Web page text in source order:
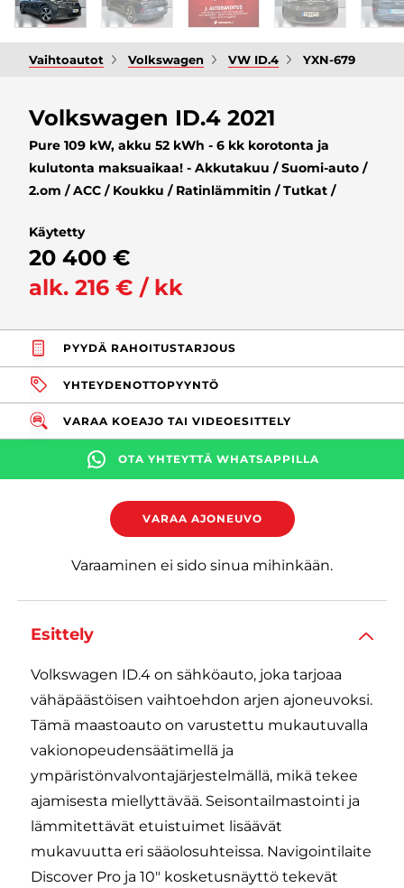
Vaihtoautot Volkswagen VW ID.4 YXN-679
Volkswagen ID.4 2021
Pure 109 kW, akku 52 kWh - 6 kk korotonta ja
kulutonta maksuaikaa! - Akkutakuu / Suomi-auto /
2.om / ACC / Koukku / Ratinlämmitin / Tutkat /
Käytetty
20 400 €
alk. 216 € / kk
PYYDÄ RAHOITUSTARJOUS
YHTEYDENOTTOPYYNTÖ
VARAA KOEAJO TAI VIDEOESITTELY
OTA YHTEYTTÄ WHATSAPPILLA
VARAA AJONEUVO
Varaaminen ei sido sinua mihinkään.
Esittely
Volkswagen ID.4 on sähköauto, joka tarjoaa
vähäpäästöisen vaihtoehdon arjen ajoneuvoksi.
Tämä maastoauto on varustettu mukautuvalla
vakionopeudensäätimellä ja
ympäristönvalvontajärjestelmällä, mikä tekee
ajamisesta miellyttävää. Seisontailmastointi ja
lämmitettävät etuistuimet lisäävät
mukavuutta eri sääolosuhteissa. Navigointilaite
Discover Pro ja 10" kosketusnäyttö tekevät